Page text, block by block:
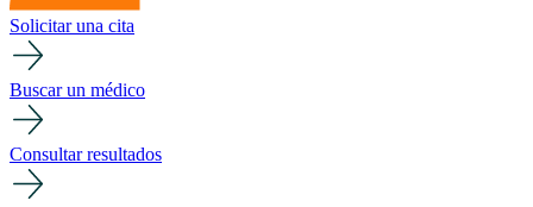
Solicitar una cita
Buscar un médico
Consultar resultados